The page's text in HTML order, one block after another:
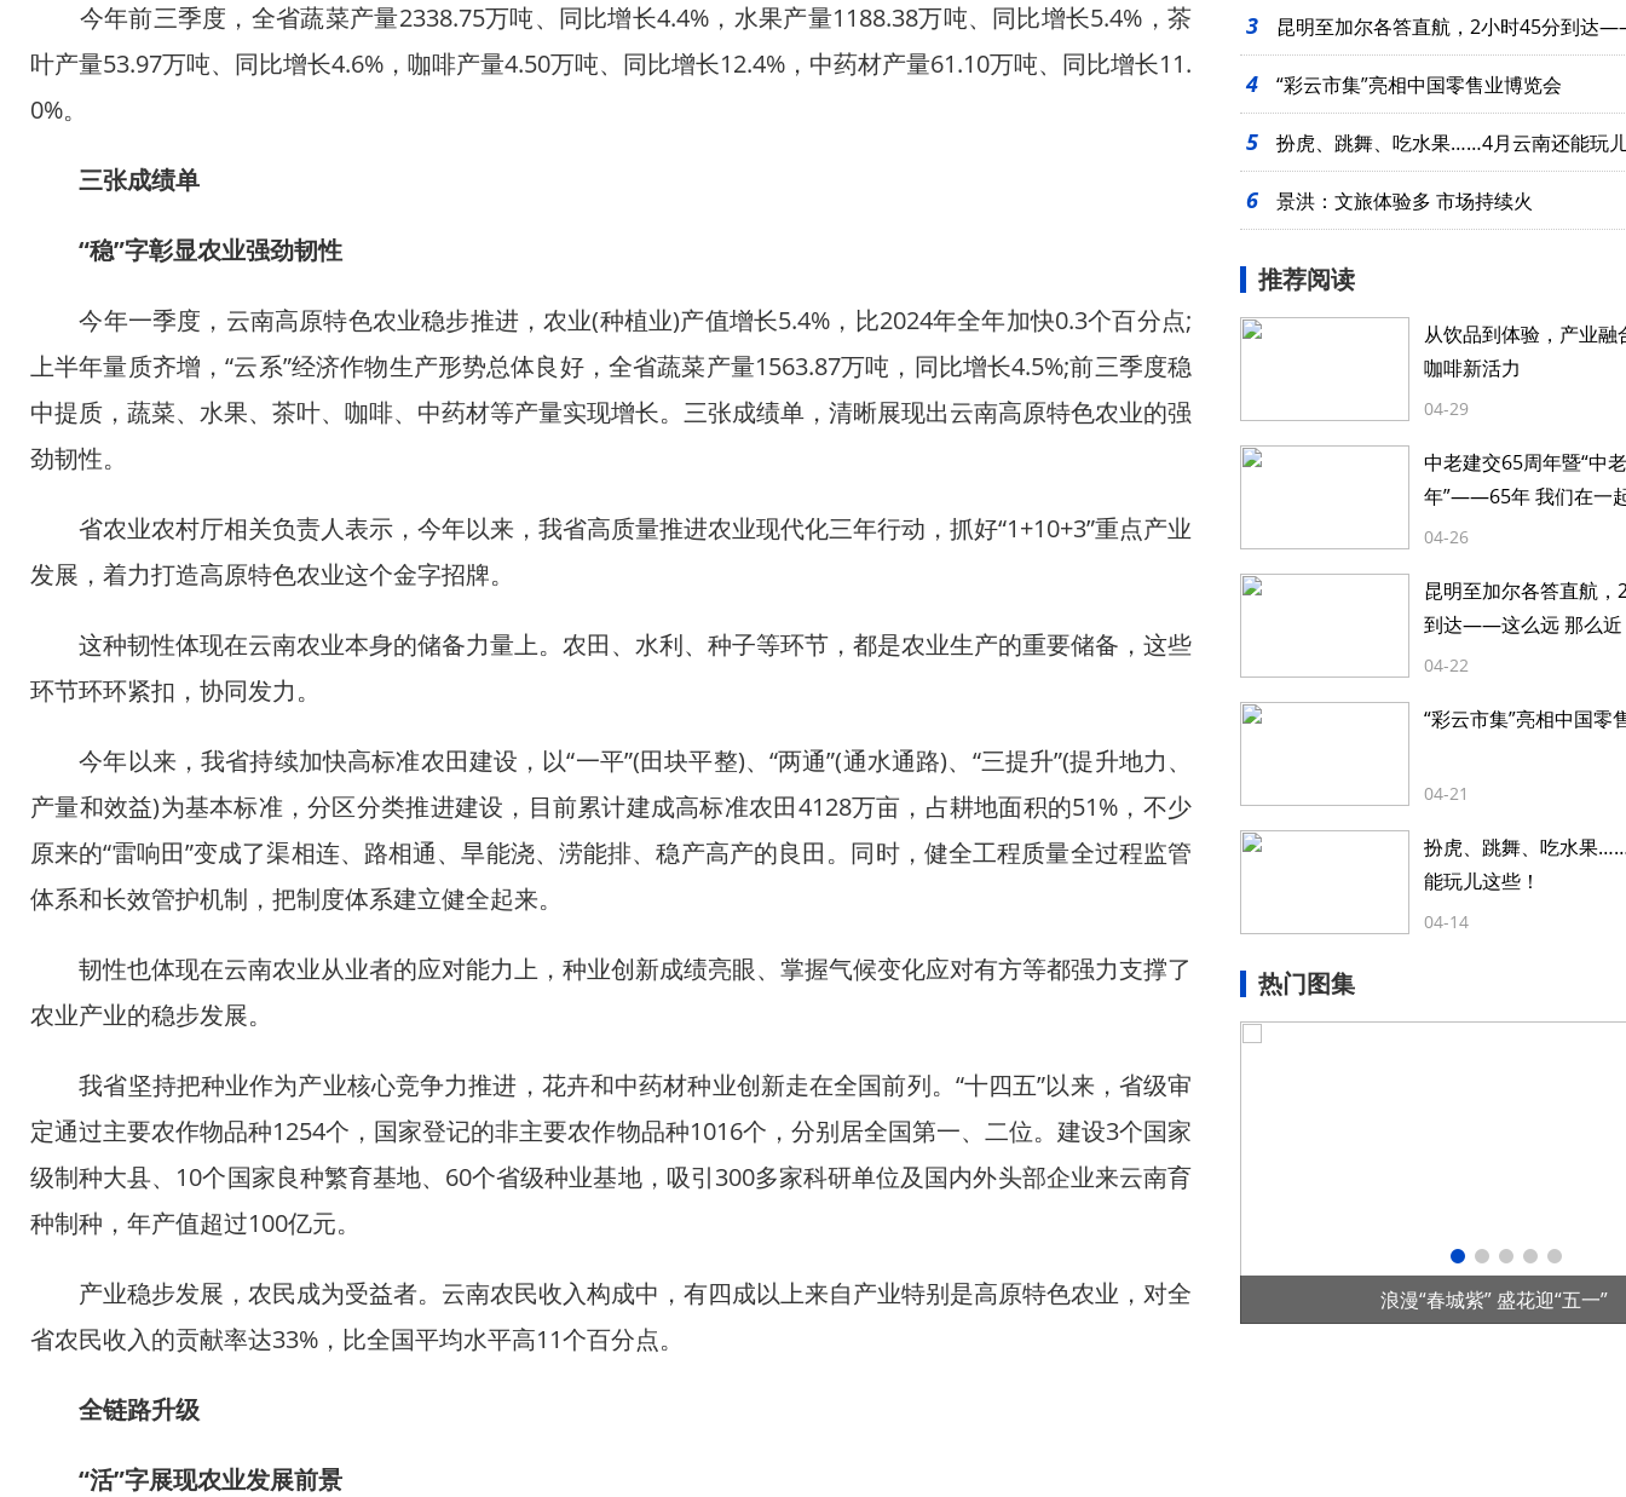
今年前三季度，全省蔬菜产量2338.75万吨、同比增长4.4%，水果产量1188.38万吨、同比增长5.4%，茶
叶产量53.97万吨、同比增长4.6%，咖啡产量4.50万吨、同比增长12.4%，中药材产量61.10万吨、同比增长11.
0%。
三张成绩单
“稳”字彰显农业强劲韧性
今年一季度，云南高原特色农业稳步推进，农业(种植业)产值增长5.4%，比2024年全年加快0.3个百分点;
上半年量质齐增，“云系”经济作物生产形势总体良好，全省蔬菜产量1563.87万吨，同比增长4.5%;前三季度稳
中提质，蔬菜、水果、茶叶、咖啡、中药材等产量实现增长。三张成绩单，清晰展现出云南高原特色农业的强
劲韧性。
省农业农村厅相关负责人表示，今年以来，我省高质量推进农业现代化三年行动，抓好“1+10+3”重点产业
发展，着力打造高原特色农业这个金字招牌。
这种韧性体现在云南农业本身的储备力量上。农田、水利、种子等环节，都是农业生产的重要储备，这些
环节环环紧扣，协同发力。
今年以来，我省持续加快高标准农田建设，以“一平”(田块平整)、“两通”(通水通路)、“三提升”(提升地力、
产量和效益)为基本标准，分区分类推进建设，目前累计建成高标准农田4128万亩，占耕地面积的51%，不少
原来的“雷响田”变成了渠相连、路相通、旱能浇、涝能排、稳产高产的良田。同时，健全工程质量全过程监管
体系和长效管护机制，把制度体系建立健全起来。
韧性也体现在云南农业从业者的应对能力上，种业创新成绩亮眼、掌握气候变化应对有方等都强力支撑了
农业产业的稳步发展。
我省坚持把种业作为产业核心竞争力推进，花卉和中药材种业创新走在全国前列。“十四五”以来，省级审
定通过主要农作物品种1254个，国家登记的非主要农作物品种1016个，分别居全国第一、二位。建设3个国家
级制种大县、10个国家良种繁育基地、60个省级种业基地，吸引300多家科研单位及国内外头部企业来云南育
种制种，年产值超过100亿元。
产业稳步发展，农民成为受益者。云南农民收入构成中，有四成以上来自产业特别是高原特色农业，对全
省农民收入的贡献率达33%，比全国平均水平高11个百分点。
全链路升级
“活”字展现农业发展前景
起
3 昆明至加尔各答直航，2小时45分到达
么近
4 “彩云市集”亮相中国零售业博览会
5 扮虎、跳舞、吃水果……4月云南还能玩
6 景洪：文旅体验多 市场持续火
推荐阅读
从饮品到体验，产业融
咖啡新活力
04-29
中老建交65周年暨“中
年”——65年 我们在一
04-26
昆明至加尔各答直航，
到达——这么远 那么近
04-22
“彩云市集”亮相中国零
04-21
扮虎、跳舞、吃水果
能玩儿这些！
04-14
热门图集
中企承建东南亚单体最大光伏项目在老挝投运 浪漫“春城紫” 盛花迎“五一” 首个全国产控制系统水光互补项目在华